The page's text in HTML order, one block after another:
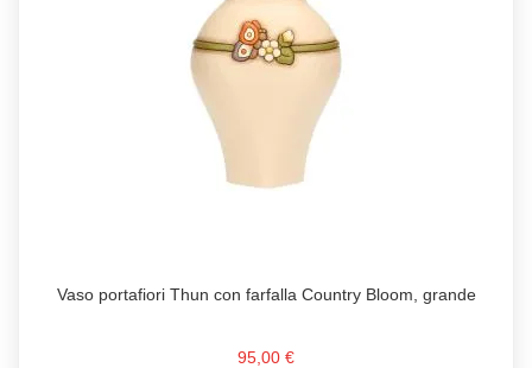
Vaso portafiori Thun con farfalla Country Bloom, grande
95,00 €